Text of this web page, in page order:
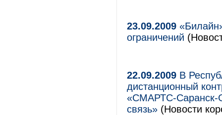
23.09.2009
ограничений
22.09.2009 В
дистанционный
«СМАРТС-Саранск-
связь» (Новости